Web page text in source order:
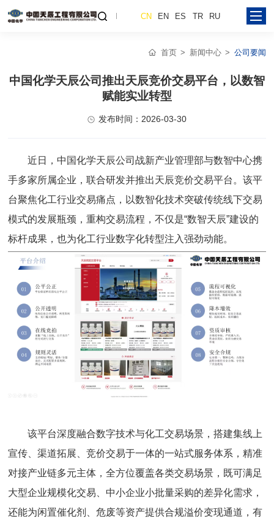
CN EN ES TR RU
首页 新闻中心 公司要闻
中国化学天辰公司推出天辰竞价交易平台，以数智
赋能实业转型
发布时间：2026-03-30
近日，中国化学天辰公司战新产业管理部与数智中心携
手多家所属企业，联合研发并推出天辰竞价交易平台。该平
台聚焦化工行业交易痛点，以数智化技术突破传统线下交易
模式的发展瓶颈，重构交易流程，不仅是“数智天辰”建设的
标杆成果，也为化工行业数字化转型注入强劲动能。
该平台深度融合数字技术与化工交易场景，搭建集线上
宣传、渠道拓展、竞价交易于一体的一站式服务体系，精准
对接产业链多元主体，全方位覆盖各类交易场景，既可满足
大型企业规模化交易、中小企业小批量采购的差异化需求，
还能为闲置催化剂、危废等资产提供合规溢价变现通道，有